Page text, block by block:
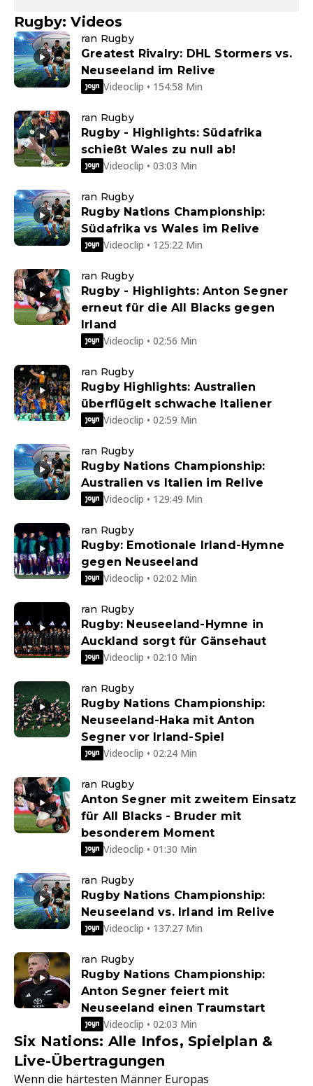
Rugby: Videos
ran Rugby
Greatest Rivalry: DHL Stormers vs.
Neuseeland im Relive
Videoclip • 154:58 Min
ran Rugby
Rugby - Highlights: Südafrika
schießt Wales zu null ab!
Videoclip • 03:03 Min
ran Rugby
Rugby Nations Championship:
Südafrika vs Wales im Relive
Videoclip • 125:22 Min
ran Rugby
Rugby - Highlights: Anton Segner
erneut für die All Blacks gegen
Irland
Videoclip • 02:56 Min
ran Rugby
Rugby Highlights: Australien
überflügelt schwache Italiener
Videoclip • 02:59 Min
ran Rugby
Rugby Nations Championship:
Australien vs Italien im Relive
Videoclip • 129:49 Min
ran Rugby
Rugby: Emotionale Irland-Hymne
gegen Neuseeland
Videoclip • 02:02 Min
ran Rugby
Rugby: Neuseeland-Hymne in
Auckland sorgt für Gänsehaut
Videoclip • 02:10 Min
ran Rugby
Rugby Nations Championship:
Neuseeland-Haka mit Anton
Segner vor Irland-Spiel
Videoclip • 02:24 Min
ran Rugby
Anton Segner mit zweitem Einsatz
für All Blacks - Bruder mit
besonderem Moment
Videoclip • 01:30 Min
ran Rugby
Rugby Nations Championship:
Neuseeland vs. Irland im Relive
Videoclip • 137:27 Min
ran Rugby
Rugby Nations Championship:
Anton Segner feiert mit
Neuseeland einen Traumstart
Videoclip • 02:03 Min
Six Nations: Alle Infos, Spielplan &
Live-Übertragungen
Wenn die härtesten Männer Europas